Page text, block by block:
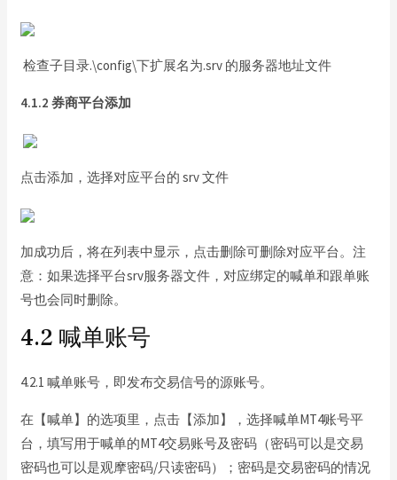
检查子目录.\config\下扩展名为.srv 的服务器地址文件
4.1.2 券商平台添加
点击添加，选择对应平台的 srv 文件
加成功后，将在列表中显示，点击删除可删除对应平台。注
意：如果选择平台srv服务器文件，对应绑定的喊单和跟单账
号也会同时删除。
4.2 喊单账号
4.2.1 喊单账号，即发布交易信号的源账号。
在【喊单】的选项里，点击【添加】，选择喊单MT4账号平
台，填写用于喊单的MT4交易账号及密码（密码可以是交易
密码也可以是观摩密码/只读密码）；密码是交易密码的情况